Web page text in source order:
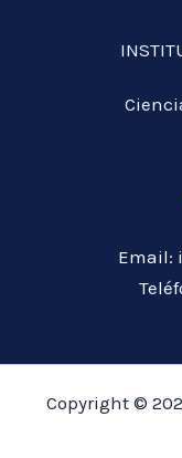
Email:
Copyright ©